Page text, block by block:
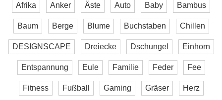
Afrika Anker Äste Auto Baby Bambus
Baum Berge Blume Buchstaben Chillen
DESIGNSCAPE Dreiecke Dschungel Einhorn
Entspannung Eule Familie Feder Fee
Fitness Fußball Gaming Gräser Herz